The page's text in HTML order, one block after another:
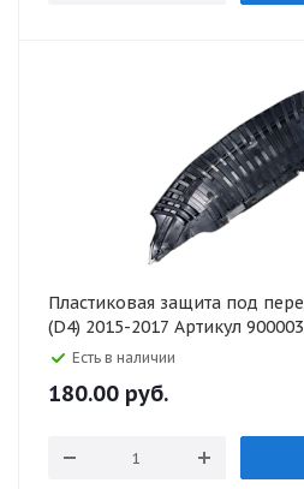
Пластиковая защита под
(D4) 2015-2017 Артикул
Есть в наличии
180.00 руб.